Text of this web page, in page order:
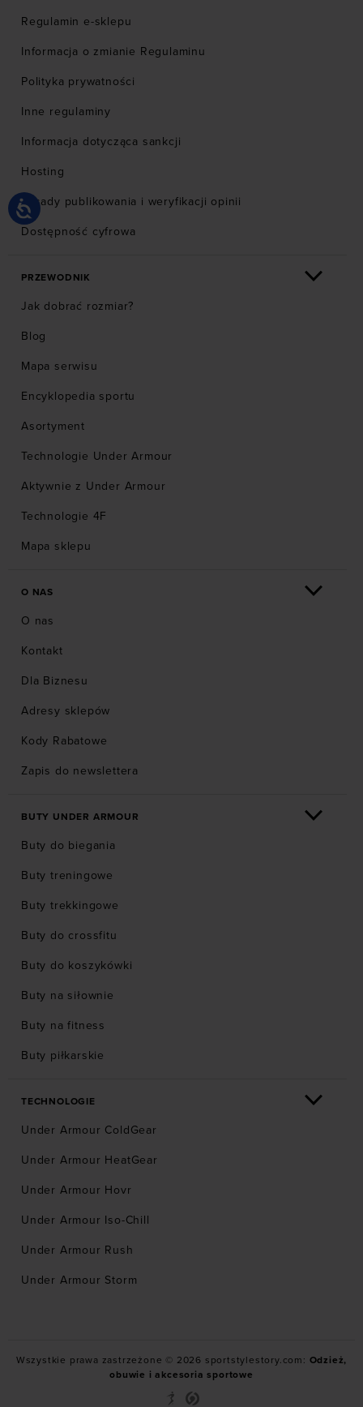
Regulamin e-sklepu
Informacja o zmianie Regulaminu
Polityka prywatności
Inne regulaminy
Informacja dotycząca sankcji
Hosting
Zasady publikowania i weryfikacji opinii
Dostępność cyfrowa
PRZEWODNIK
Jak dobrać rozmiar?
Blog
Mapa serwisu
Encyklopedia sportu
Asortyment
Technologie Under Armour
Aktywnie z Under Armour
Technologie 4F
Mapa sklepu
O NAS
O nas
Kontakt
Dla Biznesu
Adresy sklepów
Kody Rabatowe
Zapis do newslettera
BUTY UNDER ARMOUR
Buty do biegania
Buty treningowe
Buty trekkingowe
Buty do crossfitu
Buty do koszykówki
Buty na siłownie
Buty na fitness
Buty piłkarskie
TECHNOLOGIE
Under Armour ColdGear
Under Armour HeatGear
Under Armour Hovr
Under Armour Iso-Chill
Under Armour Rush
Under Armour Storm
Wszystkie prawa zastrzeżone © 2026 sportstylestory.com: Odzież,
obuwie i akcesoria sportowe